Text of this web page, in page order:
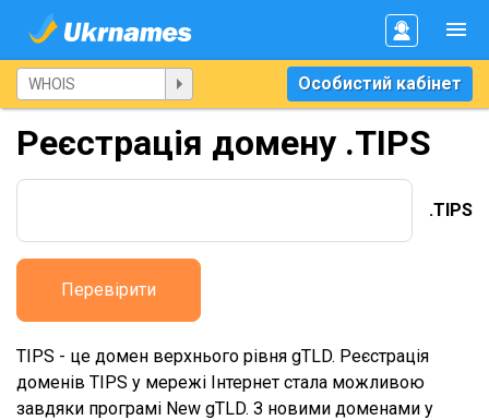
Особистий кабінет
Реєстрація домену .TIPS
.TIPS
Перевірити
TIPS - це домен верхнього рівня gTLD. Реєстрація
доменів TIPS у мережі Інтернет стала можливою
завдяки програмі New gTLD. З новими доменами у